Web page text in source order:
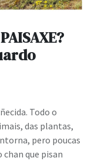
Todo o
das plantas,
pero poucas
que pisan